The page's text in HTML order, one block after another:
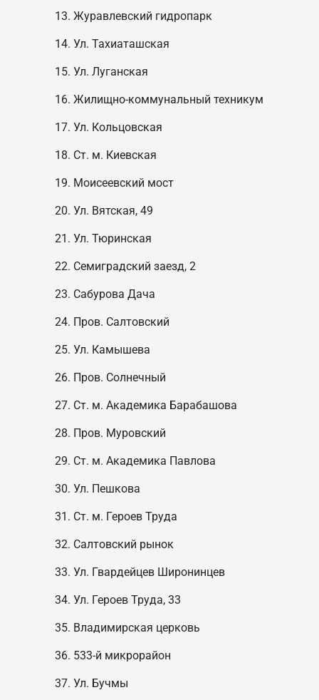
Журавлевский гидропарк
Ул. Тахиаташская
Ул. Луганская
Жилищно-коммунальный техникум
Ул. Кольцовская
Ст. м. Киевская
Моисеевский мост
Ул. Вятская, 49
Ул. Тюринская
Семиградский заезд, 2
Сабурова Дача
Пров. Салтовский
Ул. Камышева
Пров. Солнечный
Ст. м. Академика Барабашова
Пров. Муровский
Ст. м. Академика Павлова
Ул. Пешкова
Ст. м. Героев Труда
Салтовский рынок
Ул. Гвардейцев Широнинцев
Ул. Героев Труда, 33
Владимирская церковь
533-й микрорайон
Ул. Бучмы